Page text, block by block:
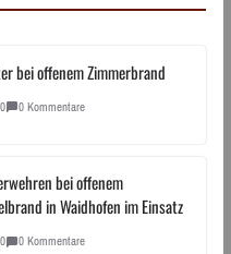
bei offenem Zimmerbrand
0 Kommentare
bei offenem
in Waidhofen im Einsatz
0 Kommentare